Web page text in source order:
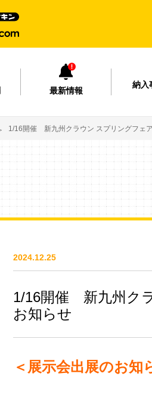
最新情報
納入
1/16開催 新九州クラウン スプリングフェ
2024.12.25
1/16開催 新九州ク
お知らせ
＜展示会出展のお知